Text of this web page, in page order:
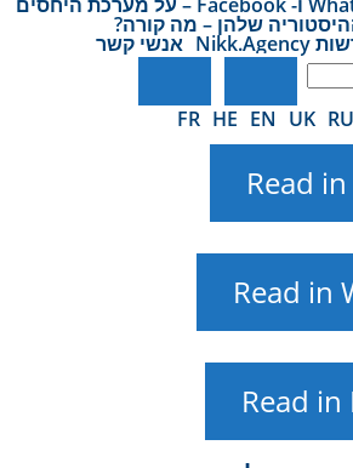
שלהן – מה קורה?
אנשי קשר
RU
UK
EN
HE
FR
Read
Read in
Read in